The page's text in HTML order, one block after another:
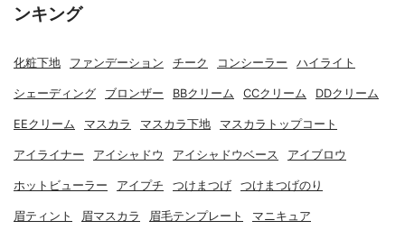
ンキング
化粧下地 ファンデーション チーク コンシーラー ハイライト
シェーディング ブロンザー BBクリーム CCクリーム DDクリーム
EEクリーム マスカラ マスカラ下地 マスカラトップコート
アイライナー アイシャドウ アイシャドウベース アイブロウ
ホットビューラー アイプチ つけまつげ つけまつげのり
眉ティント 眉マスカラ 眉毛テンプレート マニキュア